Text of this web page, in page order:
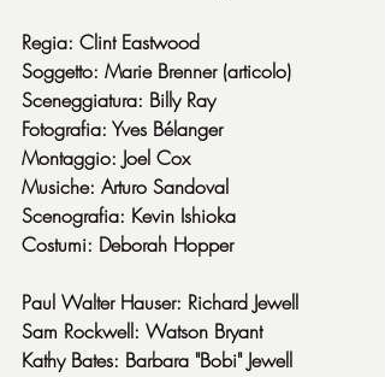
Regia: Clint Eastwood
Soggetto: Marie Brenner (articolo)
Sceneggiatura: Billy Ray
Fotografia: Yves Bélanger
Montaggio: Joel Cox
Musiche: Arturo Sandoval
Scenografia: Kevin Ishioka
Costumi: Deborah Hopper
Paul Walter Hauser: Richard Jewell
Sam Rockwell: Watson Bryant
Kathy Bates: Barbara "Bobi" Jewell